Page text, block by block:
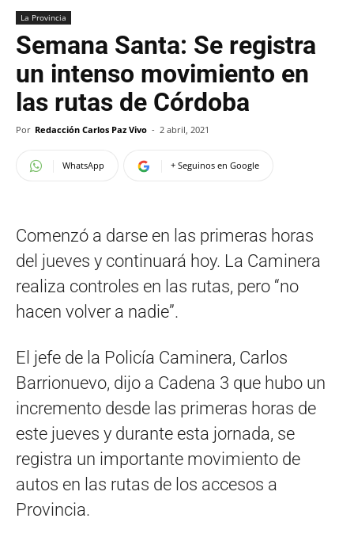
La Provincia
Semana Santa: Se registra
un intenso movimiento en
las rutas de Córdoba
Por Redacción Carlos Paz Vivo - 2 abril, 2021
WhatsApp + Seguinos en Google
Comenzó a darse en las primeras horas
del jueves y continuará hoy. La Caminera
realiza controles en las rutas, pero “no
hacen volver a nadie”.
El jefe de la Policía Caminera, Carlos
Barrionuevo, dijo a Cadena 3 que hubo un
incremento desde las primeras horas de
este jueves y durante esta jornada, se
registra un importante movimiento de
autos en las rutas de los accesos a
Provincia.